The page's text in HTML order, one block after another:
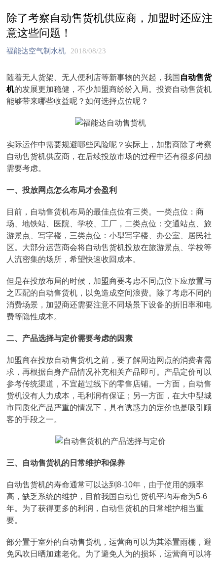
除了考察自动售货机供应商，加盟时还应注
意这些问题！
福能达空气制水机 2018/08/23
随着无人货架、无人便利店等新事物的兴起，我国 自动售货
机的发展更加稳健，不少加盟商纷纷入局。投资自动售货机
能够带来哪些收益呢？如何选择点位呢？
实际运作中需要规避哪些风险呢？实际上，加盟商除了考察
自动售货机供应商，在后续投放市场的过程中还有很多问题
需要考虑。
一、投放网点怎么布局才会盈利
目前，自动售货机布局的最佳点位有三类。一类点位：商
场、地铁站、医院、学校、工厂，二类点位：交通站点、旅
游景点、写字楼，三类点位：小型写字楼、办公室、居民社
区。大部分运营商会将自动售货机投放在旅游景点、学校等
人流密集的场所，希望快速收回成本。
但是在投放布局的时候，加盟商要考虑不同点位下应放置与
之匹配的自动售货机，以免造成空间浪费。除了考虑不同的
消费场景，加盟商还需要注意不同场景下设备的折旧率和电
费等隐性成本。
二、产品选择与定价需要考虑的因素
加盟商在投放自动售货机之前，要了解周边网点的消费者需
求，再根据自身产品情况补充相关产品即可。产品定价可以
参考传统渠道，不宜超过线下的零售店铺。一方面，自动售
货机没有人力成本，毛利润有保证；另一方面，在大中型城
市同质化产品严重的情况下，具有诱惑力的定价也是吸引顾
客的手段之一。
三、自动售货机的日常维护和保养
自动售货机的寿命通常可以达到8-10年，由于使用的频率
高，缺乏系统的维护，目前我国自动售货机平均寿命为5-6
年。为了获得更多的利润，自动售货机的日常维护相当重
要。
部分置于室外的自动售货机，运营商可以为其添置雨棚，避
免风吹日晒加速老化。为了避免人为的损坏，运营商可以将